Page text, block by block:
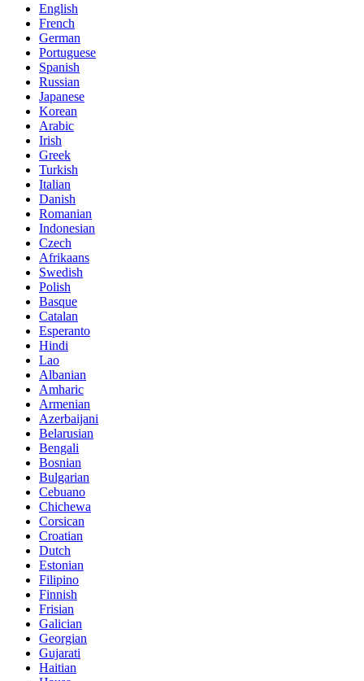
English
French
German
Portuguese
Spanish
Russian
Japanese
Korean
Arabic
Irish
Greek
Turkish
Italian
Danish
Romanian
Indonesian
Czech
Afrikaans
Swedish
Polish
Basque
Catalan
Esperanto
Hindi
Lao
Albanian
Amharic
Armenian
Azerbaijani
Belarusian
Bengali
Bosnian
Bulgarian
Cebuano
Chichewa
Corsican
Croatian
Dutch
Estonian
Filipino
Finnish
Frisian
Galician
Georgian
Gujarati
Haitian